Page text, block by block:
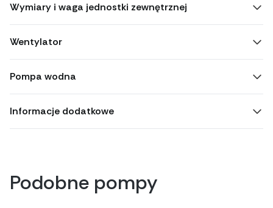
Wymiary i waga jednostki zewnętrznej
Wentylator
Pompa wodna
Informacje dodatkowe
Podobne pompy